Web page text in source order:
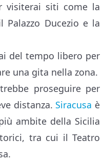
visiterai siti come la
Palazzo Ducezio e la
del tempo libero per
una gita nella zona.
proseguire per
distanza. Siracusa è
ambite della Sicilia
tra cui il Teatro